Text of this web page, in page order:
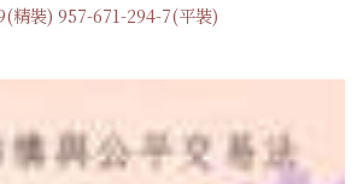
精裝) 957-671-294-7(平裝)